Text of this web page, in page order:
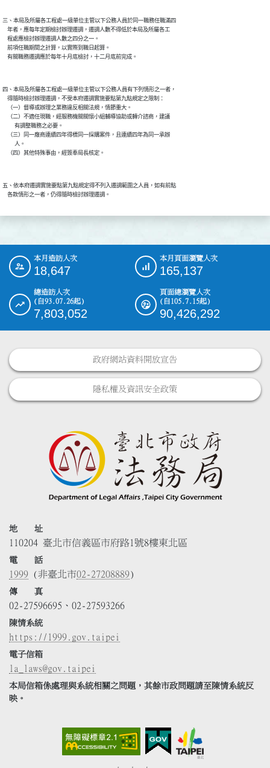
三、本局及所屬各工程處一級單位主管以下公務人員於同一職務任職滿四
    年者，應每年定期檢討辦理遷調，遷調人數不得低於本局及所屬各工
    程處應檢討辦理遷調人數之四分之一。
    前項任職期間之計算，以實際到職日起算。
四、本局及所屬各工程處一級單位主管以下公務人員有下列情形之一者，
    得隨時檢討辦理遷調，不受本府遷調實施要點第九點規定之限制：
    （一）督導或辦理之業務違反相關法規，情節重大。
    （二）不適任現職，經服務機關關懷小組輔導協助或轉介諮商，建議
          有調整職務之必要。
    （三）同一廠商連續四年得標同一採購案件，且連續四年為同一承辦
          人。
五、依本府遷調實施要點第九點規定得不列入遷調範圍之人員，如有前點
::: 本月造訪人次
18,647
本月頁面瀏覽人次
165,137
總造訪人次
(自93.07.26起)
7,803,052
頁面總瀏覽人次
(自105.7.15起)
90,426,292
政府網站資料開放宣告
隱私權及資訊安全政策
地 址
110204 臺北市信義區市府路1號8樓東北區
電 話
1999 (非臺北市02-27208889)
傳 真
02-27596695、02-27593266
陳情系統
https://1999.gov.taipei
電子信箱
la_laws@gov.taipei
本局信箱係處理與系統相關之問題，其餘市政問題請至陳情系統反
映。